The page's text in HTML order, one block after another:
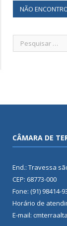
NÃO
CÂMARA DE
End.: Travessa
CEP: 68773-000
Fone: (91) 98414-
Horário de
E-mail: